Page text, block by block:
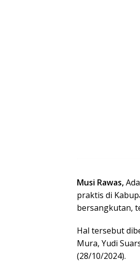
Musi Rawas,
praktis di
bersangkutan,
Hal tersebut
Mura, Yudi
(28/10/2024).